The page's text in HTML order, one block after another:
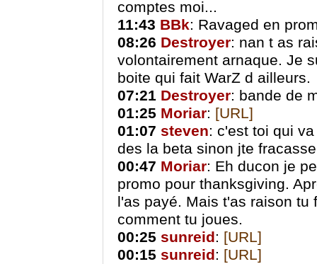
comptes moi...
11:43 BBk: Ravaged en
08:26 Destroyer: nan t as
volontairement arnaque. Je
boite qui fait WarZ d ailleurs.
07:21 Destroyer: bande de
01:25 Moriar: [URL]
01:07 steven: c'est toi qui
des la beta sinon jte fracasse
00:47 Moriar: Eh ducon je
promo pour thanksgiving.
l'as payé. Mais t'as raison tu
comment tu joues.
00:25 sunreid: [URL]
00:15 sunreid: [URL]